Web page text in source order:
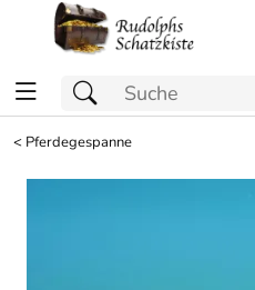
< Pferdegespanne